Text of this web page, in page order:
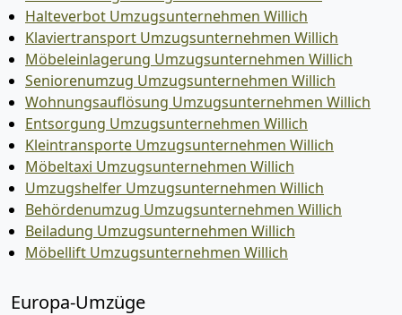
Halteverbot Umzugsunternehmen Willich
Klaviertransport Umzugsunternehmen Willich
Möbeleinlagerung Umzugsunternehmen Willich
Seniorenumzug Umzugsunternehmen Willich
Wohnungsauflösung Umzugsunternehmen Willich
Entsorgung Umzugsunternehmen Willich
Kleintransporte Umzugsunternehmen Willich
Möbeltaxi Umzugsunternehmen Willich
Umzugshelfer Umzugsunternehmen Willich
Behördenumzug Umzugsunternehmen Willich
Beiladung Umzugsunternehmen Willich
Möbellift Umzugsunternehmen Willich
Europa-Umzüge